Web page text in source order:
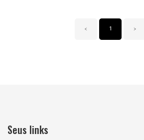
‹ 1 ›
Seus links